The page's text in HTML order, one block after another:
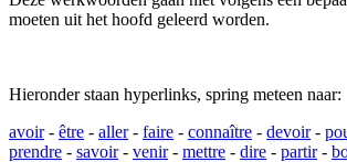
moeten uit het hoofd geleerd worden.
Hieronder staan hyperlinks, spring meteen naar:
avoir- être - aller- faire - connaître - devoir-
prendre - savoir- venir- mettre - dire - partir-